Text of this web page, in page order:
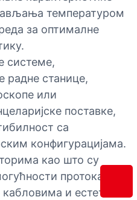
температуром
за оптималне
системе,
радне станице,
или
поставке,
са
конфигурацијама.
као што су
протока
и естетске